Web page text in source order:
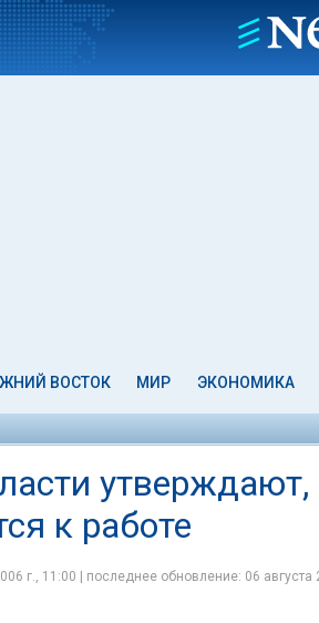
ВОСТОК МИР ЭКОНОМИКА
к работе
г., 11:00 | последнее обновление: 06 августа